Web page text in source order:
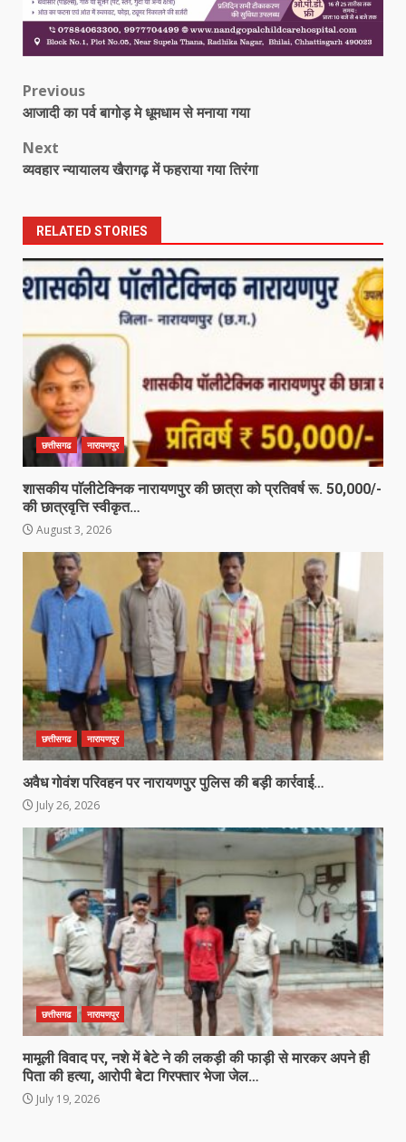
Post
Previous
आजादी का पर्व बागोड़ मे धूमधाम से मनाया गया
Next
व्यवहार न्यायालय खैरागढ़ में फहराया गया तिरंगा
RELATED STORIES
छत्तीसगढ नारायणपुर
शासकीय पाॅलीटेक्निक नारायणपुर की छात्रा को प्रतिवर्ष रू. 50,000/-
की छात्रवृत्ति स्वीकृत…
August 3, 2026
छत्तीसगढ नारायणपुर
अवैध गोवंश परिवहन पर नारायणपुर पुलिस की बड़ी कार्रवाई…
July 26, 2026
छत्तीसगढ नारायणपुर
मामूली विवाद पर, नशे में बेटे ने की लकड़ी की फाड़ी से मारकर अपने ही
पिता की हत्या, आरोपी बेटा गिरफ्तार भेजा जेल…
July 19, 2026